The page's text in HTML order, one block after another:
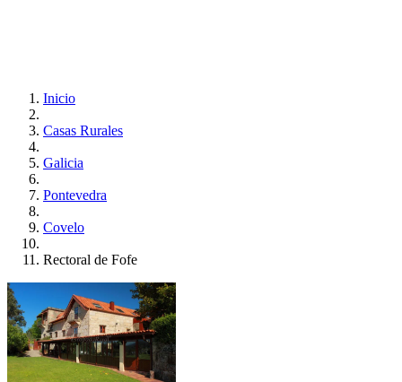
Inicio
Casas Rurales
Galicia
Pontevedra
Covelo
Rectoral de Fofe